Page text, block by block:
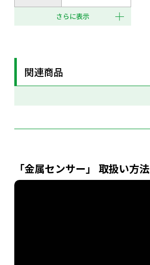
さらに表示
関連商品
「金属センサー」 取扱い方法